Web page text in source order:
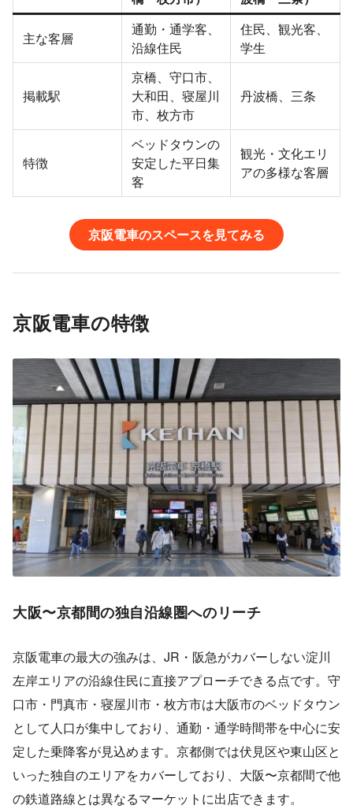
主な客層
通勤・通学客、
沿線住民
住民、観光客、
学生
掲載駅
京橋、守口市、
大和田、寝屋川
市、枚方市
丹波橋、三条
特徴
ベッドタウンの
安定した平日集
客
観光・文化エリ
アの多様な客層
京阪電車のスペースを見てみる
京阪電車の特徴
大阪〜京都間の独自沿線圏へのリーチ
京阪電車の最大の強みは、JR・阪急がカバーしない淀川
左岸エリアの沿線住民に直接アプローチできる点です。守
口市・門真市・寝屋川市・枚方市は大阪市のベッドタウン
として人口が集中しており、通勤・通学時間帯を中心に安
定した乗降客が見込めます。京都側では伏見区や東山区と
いった独自のエリアをカバーしており、大阪〜京都間で他
の鉄道路線とは異なるマーケットに出店できます。